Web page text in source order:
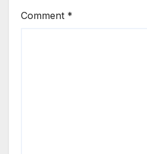
Comment *